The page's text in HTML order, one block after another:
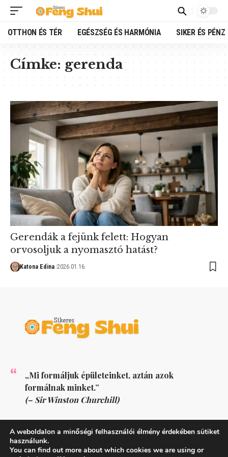
OTTHON ÉS TÉR EGÉSZSÉG ÉS HARMÓNIA SIKER ÉS PÉNZ
Címke:gerenda
Gerendák a fejünk felett: Hogyan
orvosoljuk a nyomasztó hatást?
Katona Edina 2026.01.16.
„Mi formáljuk épületeinket, aztán azok
formálnak minket.”
(– Sir Winston Churchill)
A weboldalon a minőségi felhasználói élmény érdekében sütiket
használunk.
You can find out more about which cookies we are using or